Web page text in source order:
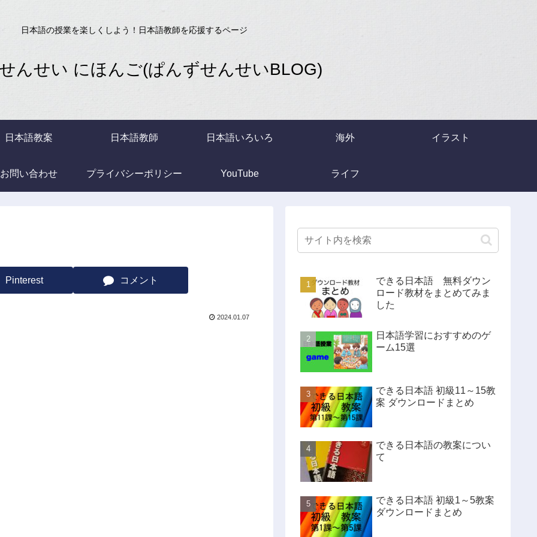
日本語の授業を楽しくしよう！日本語教師を応援するページ
んせい にほんご(ぱんずせんせいBLOG)
日本語教案 日本語教師 日本語いろいろ 海外 イラスト
お問い合わせ プライバシーポリシー YouTube ライフ
Pinterest コメント
2024.01.07
できる日本語 無料ダウン
ロード教材をまとめてみま
した
日本語学習におすすめのゲ
ーム15選
できる日本語 初級11～15教
案 ダウンロードまとめ
できる日本語の教案につい
て
できる日本語 初級1～5教案
ダウンロードまとめ